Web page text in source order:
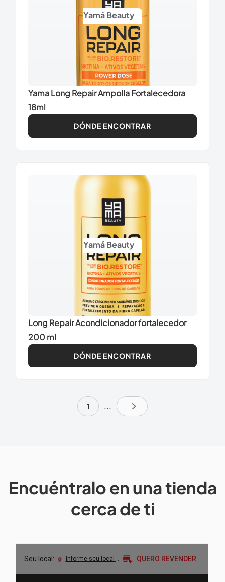
Yamá Beauty
Yama Long Repair Ampolla Fortalecedora
18ml
DÓNDE ENCONTRAR
Yamá Beauty
Long Repair Acondicionador fortalecedor
200 ml
DÓNDE ENCONTRAR
1 ...
Encuéntralo en una tienda
cerca de ti